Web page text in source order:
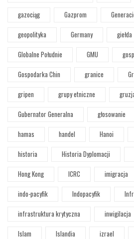
gazociąg
Gazprom
geopolityka
Germany giełda
Globalne Południe
GMU
Gospodarka Chin
granice
gripen
grupy etniczne
Gubernator Generalna
głosowanie
hamas
handel Hanoi
historia
Historia Dyplomacji
Hong Kong
ICRC imigracja
indo-pacyfik
Indopacyfik
infrastruktura krytyczna
inwigilacja
Islam
Islandia izrael